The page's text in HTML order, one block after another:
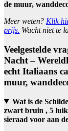
de muur,
Meer weten? Klik
prijs. Wacht niet te
Veelgestelde
Nacht –
echt Italiaans
muur,
Wat is de
zwart bruin , 5
sieraad voor aan